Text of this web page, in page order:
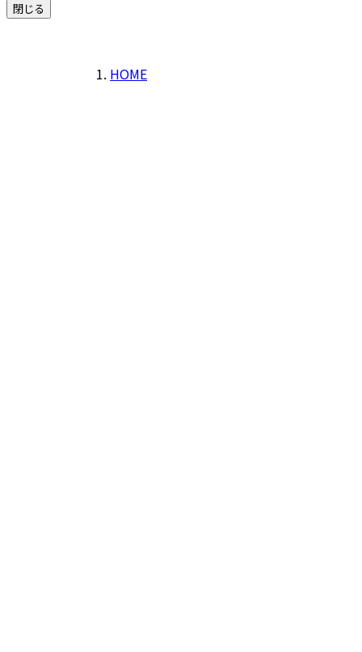
閉じる
HOME